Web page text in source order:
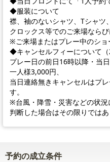
◆服装について
襟、袖のないシャツ、Tシャツ
クロックス等でのご来場なら
※ご来場またはプレー中のショ
◆キャンセルフィーについて（
プレー日の前日16時以降・当
一人様3,000円、
当日連絡無きキャンセルはプ
す。
※台風・降雪・災害などの状況
判断した場合はその限りではあ
予約の成立条件